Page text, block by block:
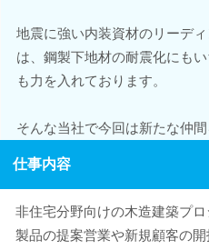
地震に強い内装資材のリーデ
は、鋼製下地材の耐震化にも
も力を入れております。
そんな当社で今回は新たな仲間
仕事内容
非住宅分野向けの木造建築プ
製品の提案営業や新規顧客の